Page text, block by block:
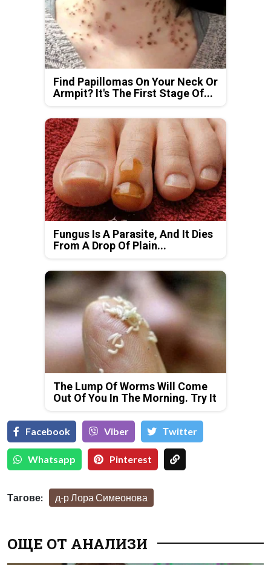
Find Papillomas On Your Neck Or
Armpit? It's The First Stage Of...
Fungus Is A Parasite, And It Dies
From A Drop Of Plain...
The Lump Of Worms Will Come
Out Of You In The Morning. Try It
Facebook Viber Тwitter
Whatsapp Pinterest
Тагове: д-р Лора Симеонова
ОЩЕ ОТ АНАЛИЗИ